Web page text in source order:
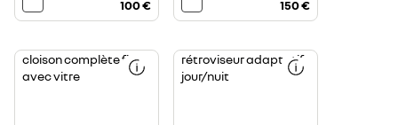
100 € 150 €
cloison complète fixe
avec vitre
rétroviseur adaptatif
jour/nuit